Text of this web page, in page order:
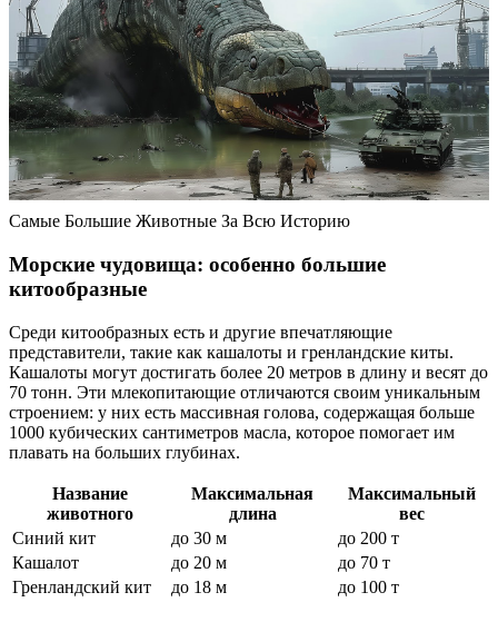
Самые Большие Животные За Всю Историю
Морские чудовища: особенно большие
китообразные
Среди китообразных есть и другие впечатляющие
представители, такие как кашалоты и гренландские киты.
Кашалоты могут достигать более 20 метров в длину и весят до
70 тонн. Эти млекопитающие отличаются своим уникальным
строением: у них есть массивная голова, содержащая больше
1000 кубических сантиметров масла, которое помогает им
плавать на больших глубинах.
Название
животного
Максимальная
длина
Максимальный
вес
Синий кит
до 30 м
до 200 т
Кашалот
до 20 м
до 70 т
Гренландский кит
до 18 м до 100 т